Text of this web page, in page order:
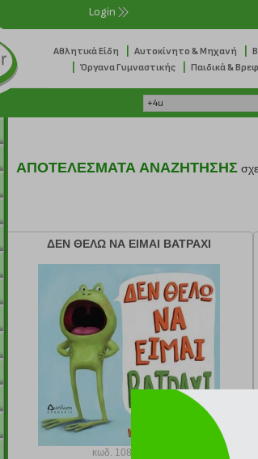
Login
Αθλητικά Είδη Αυτοκίνητο & Μηχανή
Όργανα Γυμναστικής Παιδικά &
ΑΠΟΤΕΛΕΣΜΑΤΑ ΑΝΑΖΗΤΗΣΗΣ
ΔΕΝ ΘΕΛΩ ΝΑ ΕΙΜΑΙ ΒΑΤΡΑΧΙ
κωδ. 108218243